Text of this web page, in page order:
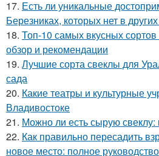
17. Есть ли уникальные
Березниках, которых нет в
18. Топ-10 самых вкусных
обзор и рекомендации
19. Лучшие сорта свеклы для
сада
20. Какие театры и культурные
Владивостоке
21. Можно ли есть сырую
22. Как правильно пересадить
новое место: полное руководство